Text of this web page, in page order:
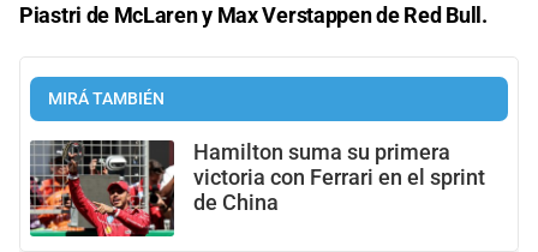
Piastri de McLaren y Max Verstappen de Red Bull.
MIRÁ TAMBIÉN
Hamilton suma su primera
victoria con Ferrari en el sprint
de China